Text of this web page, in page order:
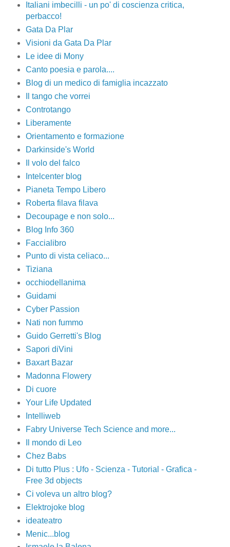
Italiani imbecilli - un po' di coscienza critica,
perbacco!
Gata Da Plar
Visioni da Gata Da Plar
Le idee di Mony
Canto poesia e parola....
Blog di un medico di famiglia incazzato
Il tango che vorrei
Controtango
Liberamente
Orientamento e formazione
Darkinside's World
Il volo del falco
Intelcenter blog
Pianeta Tempo Libero
Roberta filava filava
Decoupage e non solo...
Blog Info 360
Faccialibro
Punto di vista celiaco...
Tiziana
occhiodellanima
Guidami
Cyber Passion
Nati non fummo
Guido Gerretti's Blog
Sapori diVini
Baxart Bazar
Madonna Flowery
Di cuore
Your Life Updated
Intelliweb
Fabry Universe Tech Science and more...
Il mondo di Leo
Chez Babs
Di tutto Plus : Ufo - Scienza - Tutorial - Grafica -
Free 3d objects
Ci voleva un altro blog?
Elektrojoke blog
ideateatro
Menic...blog